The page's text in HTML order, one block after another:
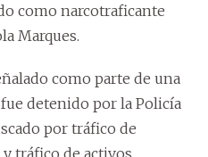
como narcotraficante
Marques.
como parte de una
detenido por la Policía
por tráfico de
tráfico de activos.